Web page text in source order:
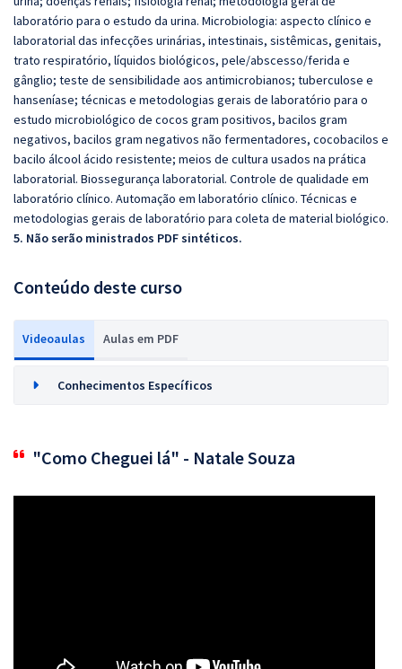
laboratório para o estudo da urina. Microbiologia: aspecto clínico e
laboratorial das infecções urinárias, intestinais, sistêmicas, genitais,
trato respiratório, líquidos biológicos, pele/abscesso/ferida e
gânglio; teste de sensibilidade aos antimicrobianos; tuberculose e
hanseníase; técnicas e metodologias gerais de laboratório para o
estudo microbiológico de cocos gram positivos, bacilos gram
negativos, bacilos gram negativos não fermentadores, cocobacilos e
bacilo álcool ácido resistente; meios de cultura usados na prática
laboratorial. Biossegurança laboratorial. Controle de qualidade em
laboratório clínico. Automação em laboratório clínico. Técnicas e
metodologias gerais de laboratório para coleta de material biológico.
5. Não serão ministrados PDF sintéticos.
Conteúdo deste curso
Videoaulas Aulas em PDF
Conhecimentos Específicos
"Como Cheguei lá" - Natale Souza